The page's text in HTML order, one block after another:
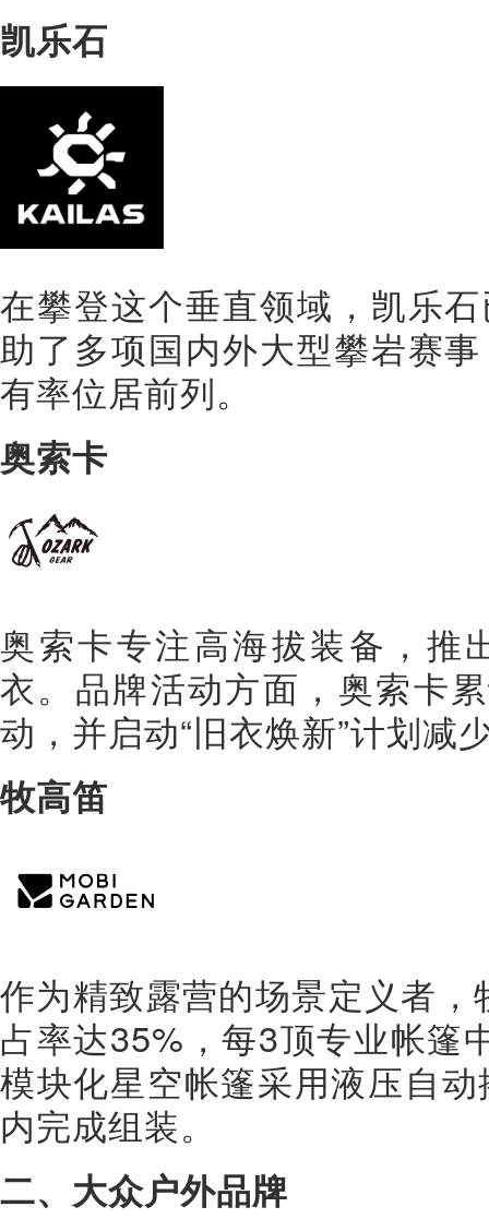
凯乐石
在攀登这个垂直领域，凯乐
助了多项国内外大型攀岩赛
有率位居前列。
奥索卡
奥索卡专注高海拔装备，推
衣。品牌活动方面，奥索卡
动，并启动“旧衣焕新”计划减
牧高笛
作为精致露营的场景定义者
占率达35%，每3顶专业帐篷
模块化星空帐篷采用液压自
内完成组装。
二、大众户外品牌